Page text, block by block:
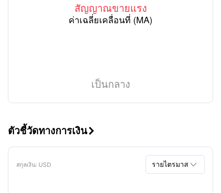
สัญญาณขายแรง
ค่าเฉลี่ยเคลื่อนที่ (MA)
เป็นกลาง
ตัวชี้วัดทางการเงิน
สกุลเงิน: USD รายไตรมาส 